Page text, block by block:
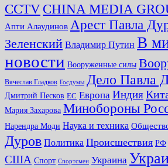
CCTV CHINA MEDIA
Апти Алаудинов Арест Павла
Зеленский Владимир Путин В
новости Вооруженные силы
Вячеслав Гладков Госдумы Дело Павла
Дмитрий Песков ЕС Европа Индия
Мария Захарова Минобороны
Нарендра Моди Наука и техника
Дуров Политика Происшествия РФ
США Спорт Спортсмен Украина